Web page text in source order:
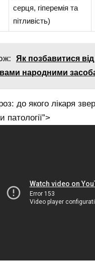
серця, гіперемія та
пітливість)
Як позбавитися
народними
до якого лікаря
патології”>